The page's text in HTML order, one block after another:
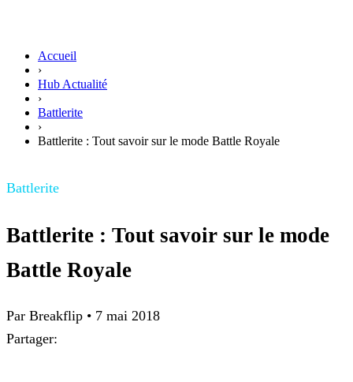
Accueil
›
Hub Actualité
›
Battlerite
›
Battlerite : Tout savoir sur le mode Battle Royale
Battlerite
Battlerite : Tout savoir sur le mode
Battle Royale
Par Breakflip • 7 mai 2018
Partager: